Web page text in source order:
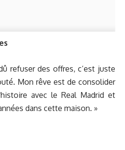
refuser des offres, c’est juste
Mon rêve est de consolider
avec le Real Madrid et
dans cette maison. »